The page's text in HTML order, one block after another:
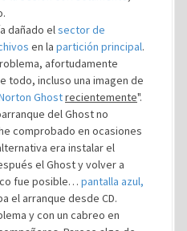
dañado elsector de
en la partición principal.
afortudamente
todo, incluso una imagen de
Ghostrecientemente".
del Ghost no
comprobado en ocasiones
era instalar el
el Ghost y volver a
fue posible… pantalla azul,
el arranque desde CD.
y con un cabreo en